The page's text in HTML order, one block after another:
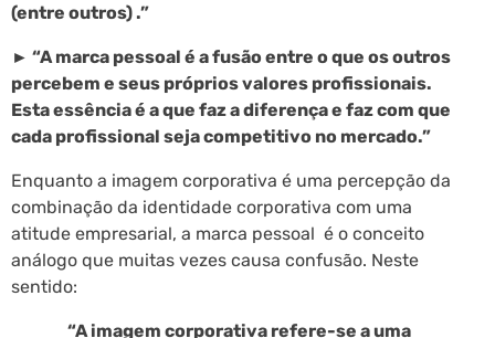
(entre outros) .”
► “A marca pessoal é a fusão entre o que os outros
percebem e seus próprios valores profissionais.
Esta essência é a que faz a diferença e faz com que
cada profissional seja competitivo no mercado.”
Enquanto a imagem corporativa é uma percepção da
combinação da identidade corporativa com uma
atitude empresarial, a marca pessoal é o conceito
análogo que muitas vezes causa confusão. Neste
sentido:
“A imagem corporativa refere-se a uma